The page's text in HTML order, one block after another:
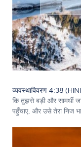
व्यवस्थाविवरण 4:38
कि तुझसे बड़ी और सामर्थी
पहुँचाए, और उसे तेरा निज